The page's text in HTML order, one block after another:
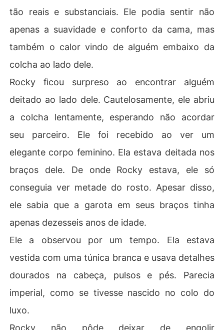
tão reais e substanciais. Ele podia sentir não
apenas a suavidade e conforto da cama, mas
também o calor vindo de alguém embaixo da
colcha ao lado dele.
Rocky ficou surpreso ao encontrar alguém
deitado ao lado dele. Cautelosamente, ele abriu
a colcha lentamente, esperando não acordar
seu parceiro. Ele foi recebido ao ver um
elegante corpo feminino. Ela estava deitada nos
braços dele. De onde Rocky estava, ele só
conseguia ver metade do rosto. Apesar disso,
ele sabia que a garota em seus braços tinha
apenas dezesseis anos de idade.
Ele a observou por um tempo. Ela estava
vestida com uma túnica branca e usava detalhes
dourados na cabeça, pulsos e pés. Parecia
imperial, como se tivesse nascido no colo do
luxo.
Rocky não pôde deixar de engolir